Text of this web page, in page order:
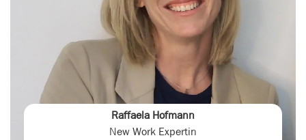
Raffaela Hofmann
New Work Expertin